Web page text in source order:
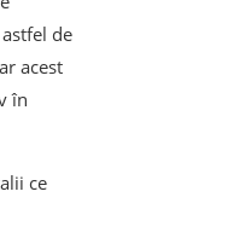
de
acest
în
ce